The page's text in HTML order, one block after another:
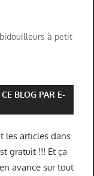
à petit
BLOG PAR E-
les articles dans
gratuit !!! Et ça
avance sur tout